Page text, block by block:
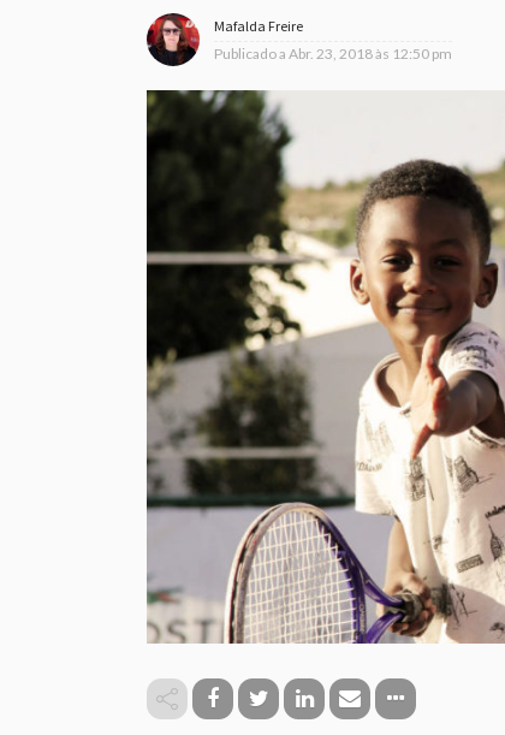
Mafalda Freire
Publicado a Abr. 23, 2018 às 12:50 pm